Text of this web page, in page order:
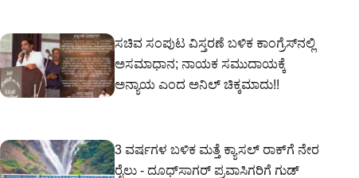
ಸಚಿವ ಸಂಪುಟ ವಿಸ್ತರಣೆ ಬಳಿಕ ಕಾಂಗ್ರೆಸ್‌ನಲ್ಲಿ
ಅಸಮಾಧಾನ; ನಾಯಕ ಸಮುದಾಯಕ್ಕೆ
ಅನ್ಯಾಯ ಎಂದ ಅನಿಲ್ ಚಿಕ್ಕಮಾದು!!
3 ವರ್ಷಗಳ ಬಳಿಕ ಮತ್ತೆ ಕ್ಯಾಸಲ್ ರಾಕ್‌ಗೆ ನೇರ
ರೈಲು - ದೂಧ್‌ಸಾಗರ್ ಪ್ರವಾಸಿಗರಿಗೆ ಗುಡ್